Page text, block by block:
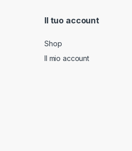
Il tuo account
Shop
Il mio account